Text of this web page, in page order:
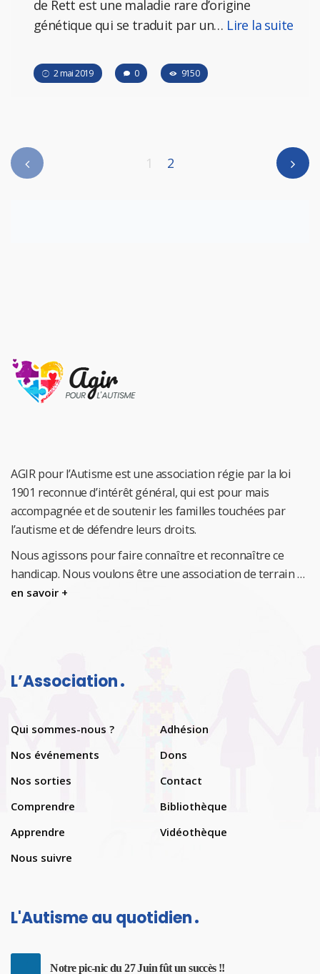
de Rett est une maladie rare d’origine
génétique qui se traduit par un… Lire la suite
2 mai 2019 0 9150
1 2
AGIR pour l’Autisme est une association régie par la loi
1901 reconnue d’intérêt général, qui est pour mais
accompagnée et de soutenir les familles touchées par
l’autisme et de défendre leurs droits.
Nous agissons pour faire connaître et reconnaître ce
handicap. Nous voulons être une association de terrain …
en savoir +
L’Association
Qui sommes-nous ?
Nos événements
Nos sorties
Comprendre
Apprendre
Nous suivre
Adhésion
Dons
Contact
Bibliothèque
Vidéothèque
L'Autisme au quotidien
Notre pic-nic du 27 Juin fût un succès !!